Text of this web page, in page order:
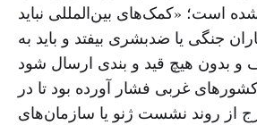
است؛ «کمک‌های بین‌المللی نباید
جنگی یا ضدبشری بیفتد و باید به
غربی فشار آورده بود تا در
از روند نشست ژنو یا سازمان‌های